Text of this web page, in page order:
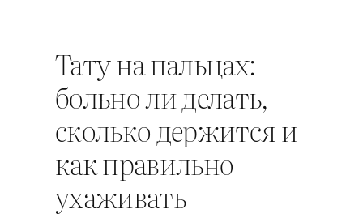
Тату на пальцах:
больно ли делать,
сколько держится и
как правильно
ухаживать